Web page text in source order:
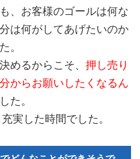
、お客様のゴールは何な
は何がしてあげたいのか
。
めるからこそ、 押し売り
からお願いしたくなるん
た。
実した時間でした。